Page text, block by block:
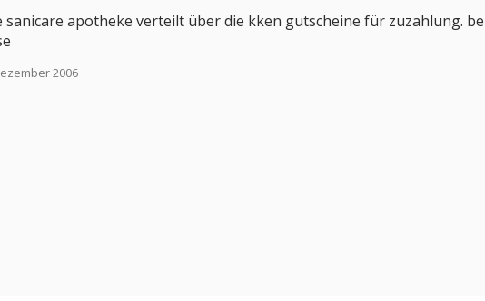
sanicare apotheke verteilt über die kken gutscheine für zuzahlung.
2006